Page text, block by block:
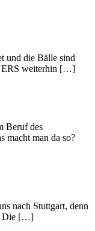
und die Bälle sind
weiterhin […]
Beruf des
macht man da so?
nach Stuttgart, denn
Die […]